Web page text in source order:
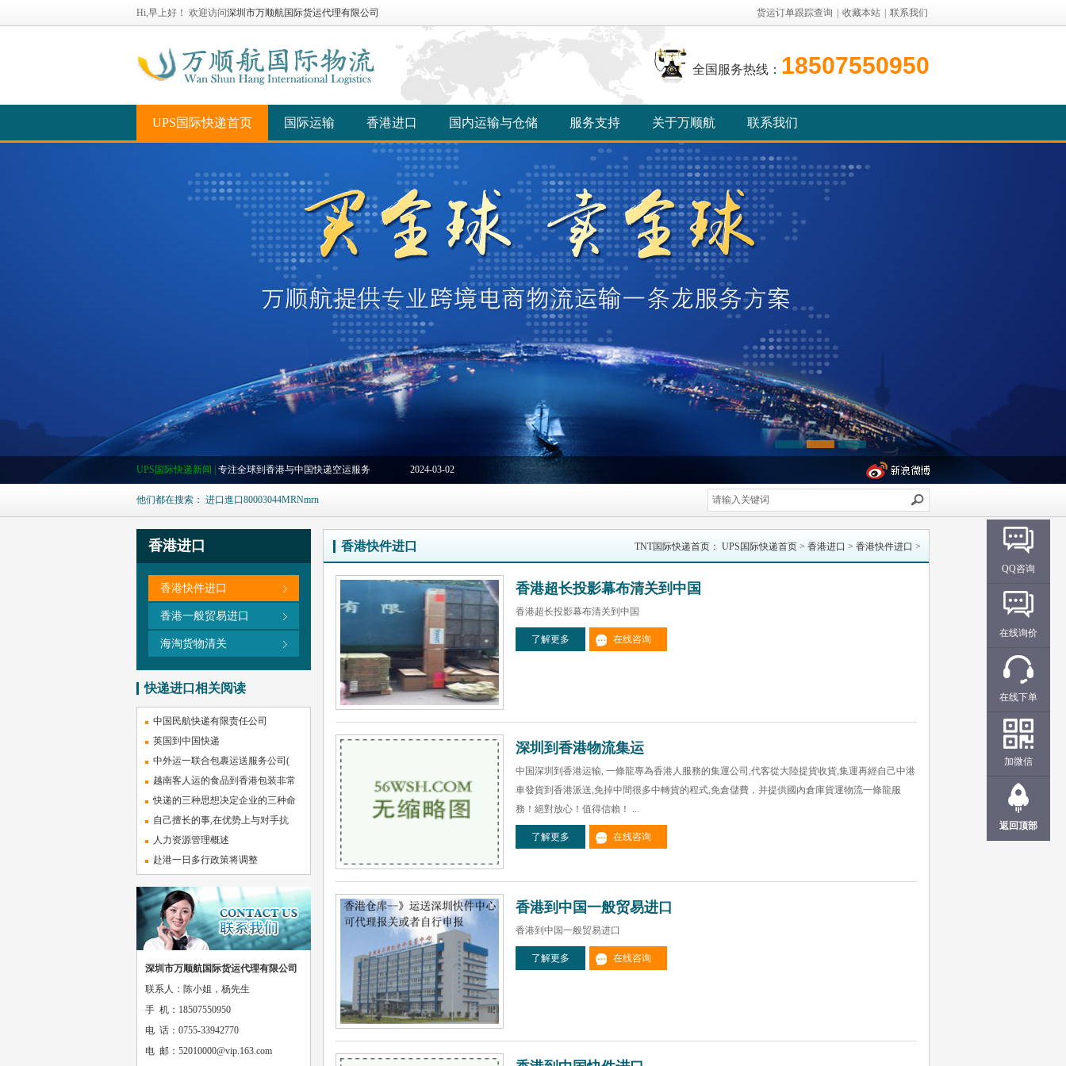
货运订单跟踪查询 收藏本站 联系我们
Hi,早上好！ 欢迎访问深圳市万顺航国际货运代理有限公司
全国服务热线： 18507550950
UPS国际快递首页 国际运输 香港进口 国内运输与仓储 服务支持 关于万顺航 联系我们
UPS国际快递新闻 | 专注全球到香港与中国快递空运服务 2024-03-02
他们都在搜索： 进口進口80003044MRNmrn
香港进口
香港快件进口
香港一般贸易进口
海淘货物清关
快递进口相关阅读
中国民航快递有限责任公司
英国到中国快递
中外运一联合包裹运送服务公司(
越南客人运的食品到香港包装非常
快递的三种思想决定企业的三种命
自己擅长的事,在优势上与对手抗
人力资源管理概述
赴港一日多行政策将调整
深圳市万顺航国际货运代理有限公司
联系人：陈小姐，杨先生
手 机：18507550950
电 话：0755-33942770
电 邮：52010000@vip.163.com
TNT国际快递首页： UPS国际快递首页 > 香港进口 > 香港快件进口 >
香港快件进口
香港超长投影幕布清关到中国
香港超长投影幕布清关到中国
了解更多 在线咨询
深圳到香港物流集运
中国深圳到香港运输, 一條龍專為香港人服務的集運公司,代客從大陸提貨收貨,集運再經自己中港
車發貨到香港派送,免掉中間很多中轉貨的程式,免倉儲費，并提供國內倉庫貨運物流一條龍服
務！絕對放心！值得信賴！ ...
了解更多 在线咨询
香港到中国一般贸易进口
香港到中国一般贸易进口
了解更多 在线咨询
QQ咨询
在线询价
在线下单
加微信
返回顶部